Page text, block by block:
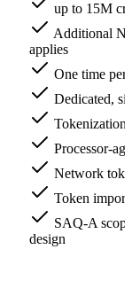
up to 15M
Additional
applies
One time per
Dedicated,
Tokenization
Processor-
Network
Token
SAQ-A
design